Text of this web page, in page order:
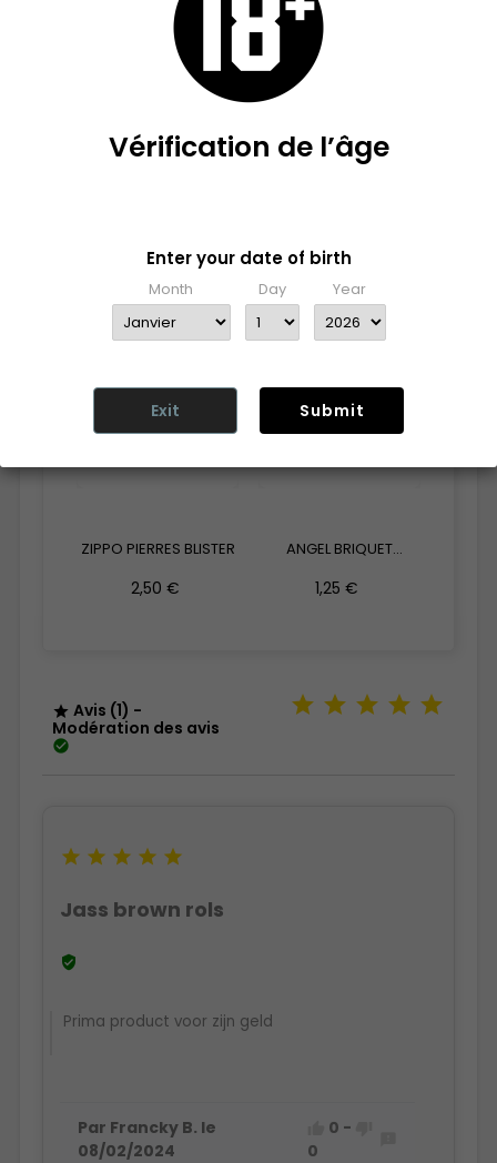
ZIPPO PIERRES BLISTER
2,50 €
ANGEL BRIQUET
1,25 €
‹
 Avis (1) -
Modération des avis

    
Jass brown rols

Prima product voor zijn geld
Par Francky B. le
08/02/2024
0 -
0
Vérification de l’âge
Enter your date of birth
Month Day Year
Exit Submit